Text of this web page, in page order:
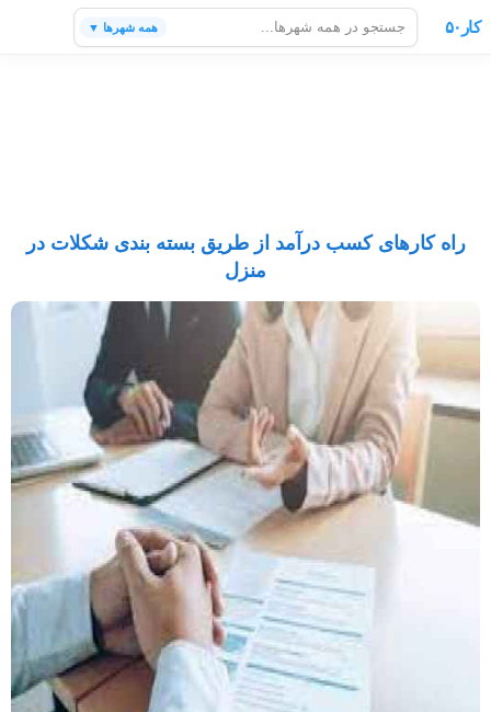
کار۵۰ همه شهرها ▼
راه کارهای کسب درآمد از طریق بسته بندی شکلات در
منزل